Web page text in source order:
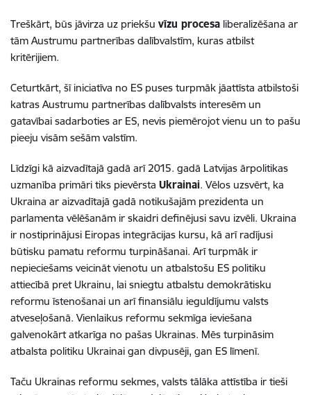
Treškārt, būs jāvirza uz priekšu vīzu procesa liberalizēšana ar
tām Austrumu partnerības dalībvalstīm, kuras atbilst
kritērijiem.
Ceturtkārt, šī iniciatīva no ES puses turpmāk jāattīsta atbilstoši
katras Austrumu partnerības dalībvalsts interesēm un
gatavībai sadarboties ar ES, nevis piemērojot vienu un to pašu
pieeju visām sešām valstīm.
Līdzīgi kā aizvadītajā gadā arī 2015. gadā Latvijas ārpolitikas
uzmanība primāri tiks pievērsta Ukrainai. Vēlos uzsvērt, ka
Ukraina ar aizvadītajā gadā notikušajām prezidenta un
parlamenta vēlēšanām ir skaidri definējusi savu izvēli. Ukraina
ir nostiprinājusi Eiropas integrācijas kursu, kā arī radījusi
būtisku pamatu reformu turpināšanai. Arī turpmāk ir
nepieciešams veicināt vienotu un atbalstošu ES politiku
attiecībā pret Ukrainu, lai sniegtu atbalstu demokrātisku
reformu īstenošanai un arī finansiālu ieguldījumu valsts
atveseļošanā. Vienlaikus reformu sekmīga ieviešana
galvenokārt atkarīga no pašas Ukrainas. Mēs turpināsim
atbalsta politiku Ukrainai gan divpusēji, gan ES līmenī.
Taču Ukrainas reformu sekmes, valsts tālāka attīstība ir tieši